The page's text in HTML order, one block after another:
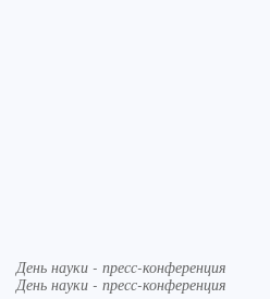
День науки - пресс-конференция
День науки - пресс-конференция